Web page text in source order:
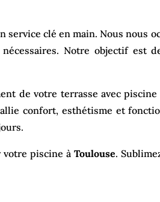
service clé en main. Nous nous
Notre objectif est
de votre terrasse avec
confort, esthétisme et
piscine à Toulouse.